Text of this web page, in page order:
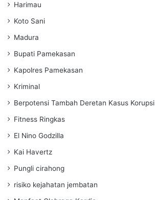
Harimau
Koto Sani
Madura
Bupati Pamekasan
Kapolres Pamekasan
Kriminal
Berpotensi Tambah Deretan Kasus Korupsi
Fitness Ringkas
El Nino Godzilla
Kai Havertz
Pungli cirahong
risiko kejahatan jembatan